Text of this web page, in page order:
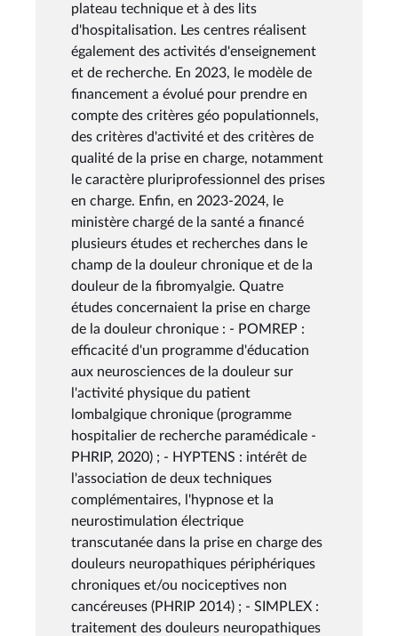
plateau technique et à des lits
d'hospitalisation. Les centres réalisent
également des activités d'enseignement
et de recherche. En 2023, le modèle de
financement a évolué pour prendre en
compte des critères géo populationnels,
des critères d'activité et des critères de
qualité de la prise en charge, notamment
le caractère pluriprofessionnel des prises
en charge. Enfin, en 2023-2024, le
ministère chargé de la santé a financé
plusieurs études et recherches dans le
champ de la douleur chronique et de la
douleur de la fibromyalgie. Quatre
études concernaient la prise en charge
de la douleur chronique : - POMREP :
efficacité d'un programme d'éducation
aux neurosciences de la douleur sur
l'activité physique du patient
lombalgique chronique (programme
hospitalier de recherche paramédicale -
PHRIP, 2020) ; - HYPTENS : intérêt de
l'association de deux techniques
complémentaires, l'hypnose et la
neurostimulation électrique
transcutanée dans la prise en charge des
douleurs neuropathiques périphériques
chroniques et/ou nociceptives non
cancéreuses (PHRIP 2014) ; - SIMPLEX :
traitement des douleurs neuropathiques